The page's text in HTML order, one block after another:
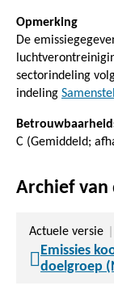
Opmerking
De
sectorindeling
indeling
C (Gemiddeld;
Archief van
Actuele versie
Emissies
doelgroep